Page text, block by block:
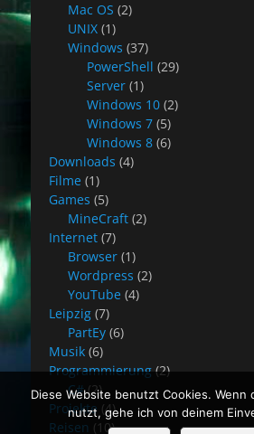
Mac OS (2)
UNIX (1)
Windows (37)
PowerShell (29)
Server (1)
Windows 10 (2)
Windows 7 (5)
Windows 8 (6)
Downloads (4)
Filme (1)
Games (5)
MineCraft (2)
Internet (7)
Browser (1)
Wordpress (2)
YouTube (4)
Leipzig (7)
PartEy (6)
Musik (6)
Programmierung (2)
C#(2)
Projekte (4)
Reisen (10)
Diese Website benutzt Cookies.
nutzt, gehe ich von deinem